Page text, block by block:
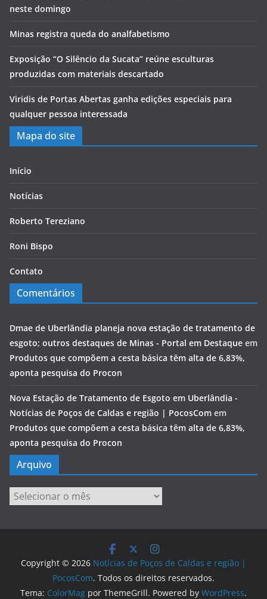
neste domingo
Minas registra queda do analfabetismo
Exposição “O Silêncio da Sucata” reúne esculturas
produzidas com materiais descartado
Viridis de Portas Abertas ganha edições especiais para
qualquer pessoa interessada
Mapa do site
Início
Notícias
Roberto Tereziano
Roni Bispo
Contato
Comentários
Dmae de Uberlândia planeja nova estação de tratamento de
esgoto; outros destaques de Minas - Portal em Destaque em
Produtos que compõem a cesta básica têm alta de 6,83%,
aponta pesquisa do Procon
Nova Estação de Tratamento de Esgoto em Uberlândia -
Notícias de Poços de Caldas e região | PocosCom em
Produtos que compõem a cesta básica têm alta de 6,83%,
aponta pesquisa do Procon
Arquivo
Arquivo
Copyright © 2026 Notícias de Poços de Caldas e região |
PocosCom. Todos os direitos reservados.
Tema: ColorMag por ThemeGrill. Powered by WordPress.